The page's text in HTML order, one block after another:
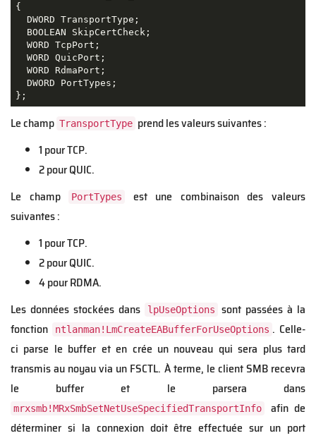
{
  DWORD TransportType;
  BOOLEAN SkipCertCheck;
  WORD TcpPort;
  WORD QuicPort;
  WORD RdmaPort;
  DWORD PortTypes;
};
Le champ TransportType prend les valeurs suivantes :
1 pour TCP.
2 pour QUIC.
Le champ
PortTypes
est une combinaison des valeurs
suivantes :
1 pour TCP.
2 pour QUIC.
4 pour RDMA.
Les données stockées dans
lpUseOptions
sont passées à la
fonction
ntlanman!LmCreateEABufferForUseOptions . Celle-
ci parse le buffer et en crée un nouveau qui sera plus tard
transmis au noyau via un FSCTL. À terme, le client SMB recevra
le buffer et le parsera dans
mrxsmb!MRxSmbSetNetUseSpecifiedTransportInfo
afin de
déterminer si la connexion doit être effectuée sur un port